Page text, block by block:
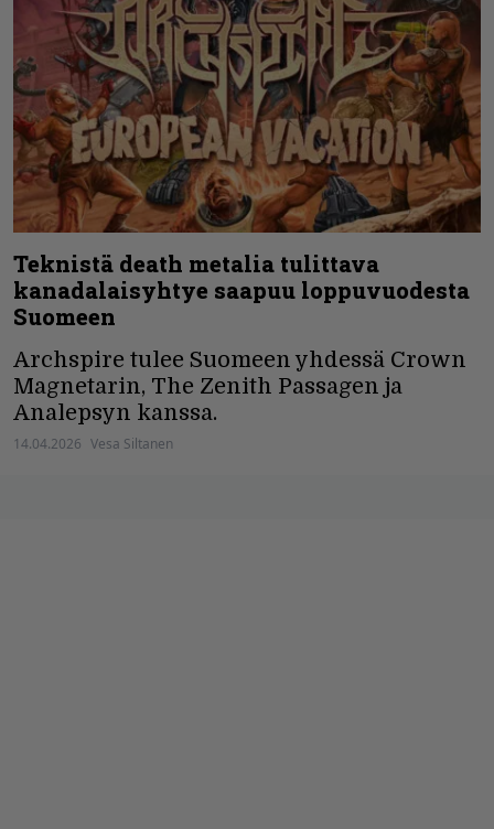
Teknistä death metalia tulittava
kanadalaisyhtye saapuu loppuvuodesta
Suomeen
Archspire tulee Suomeen yhdessä Crown
Magnetarin, The Zenith Passagen ja
Analepsyn kanssa.
14.04.2026 Vesa Siltanen